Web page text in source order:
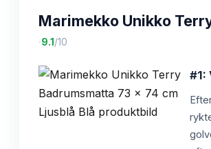
Marimekko Unikko
·9.1 /10
#1: